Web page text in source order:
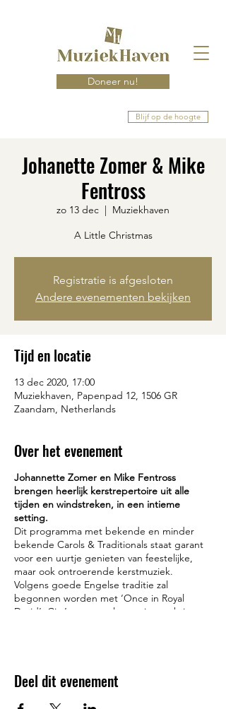
Blijf op de hoogte
Doneer nu!
Johanette Zomer & Mike
Fentross
zo 13 dec
  |
Muziekhaven
A Little Christmas
Registratie is afgesloten
Andere evenementen bekijken
Tijd en locatie
13 dec 2020, 17:00
Muziekhaven, Papenpad 12, 1506 GR
Zaandam, Netherlands
Over het evenement
Johannette Zomer en Mike Fentross
brengen heerlijk kerstrepertoire uit alle
tijden en windstreken, in een intieme
setting.
Dit programma met bekende en minder
bekende Carols & Traditionals staat garant
voor een uurtje genieten van feestelijke,
maar ook ontroerende kerstmuziek.
Volgens goede Engelse traditie zal
begonnen worden met ‘Once in Royal
David’s City’, om vervolgens via prachtig
Deel dit evenement